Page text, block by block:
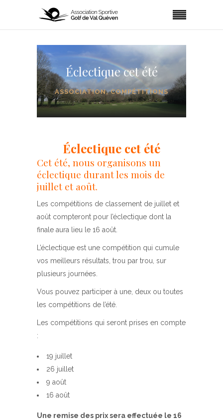
Éclectique cet été
ASSOCIATION,COMPÉTITIONS
Éclectique cet été
Cet été, nous organisons un
éclectique durant les mois de
juillet et août.
Les compétitions de classement de juillet et
août compteront pour l’éclectique dont la
finale aura lieu le 16 août.
L’éclectique est une compétition qui cumule
vos meilleurs résultats, trou par trou, sur
plusieurs journées.
Vous pouvez participer à une, deux ou toutes
les compétitions de l’été.
Les compétitions qui seront prises en compte
:
19 juillet
26 juillet
9 août
16 août
Une remise des prix sera effectuée le 16